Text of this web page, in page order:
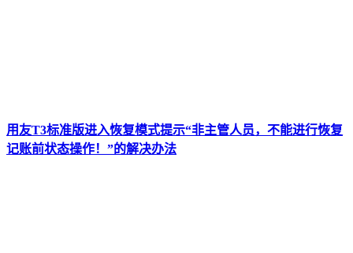
用友T3标准版进入恢复模式提示“非主管人员，不能进行恢复
记账前状态操作！”的解决办法